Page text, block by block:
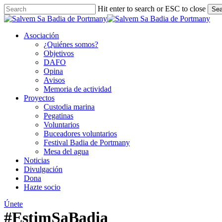
Skip
to
content
Hit enter to search or ESC to close
Close
Asociación
¿Quiénes somos?
Objetivos
DAFO
Opina
Avisos
Memoria de actividad
Proyectos
Custodia marina
Pegatinas
Voluntarios
Buceadores voluntarios
Festival Badia de Portmany
Mesa del agua
Noticias
Divulgación
Dona
Hazte socio
Únete
#EstimSaBadia